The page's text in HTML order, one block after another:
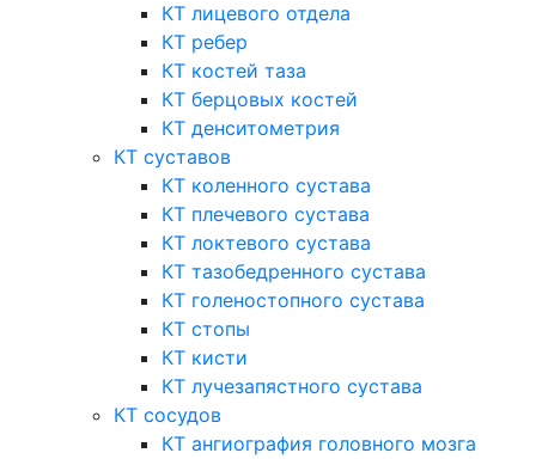
КТ лицевого отдела
КТ ребер
КТ костей таза
КТ берцовых костей
КТ денситометрия
КТ суставов
КТ коленного сустава
КТ плечевого сустава
КТ локтевого сустава
КТ тазобедренного сустава
КТ голеностопного сустава
КТ стопы
КТ кисти
КТ лучезапястного сустава
КТ сосудов
КТ ангиография головного мозга